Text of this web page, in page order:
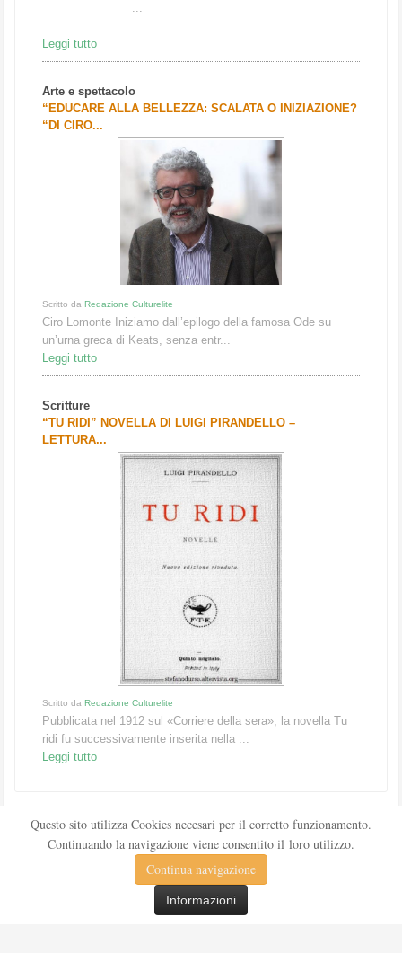
...
Leggi tutto
Arte e spettacolo
“EDUCARE ALLA BELLEZZA: SCALATA O INIZIAZIONE?
“DI CIRO...
Scritto da Redazione Culturelite
Ciro Lomonte Iniziamo dall’epilogo della famosa Ode su
un’urna greca di Keats, senza entr...
Leggi tutto
Scritture
“TU RIDI” NOVELLA DI LUIGI PIRANDELLO –
LETTURA...
Scritto da Redazione Culturelite
Pubblicata nel 1912 sul «Corriere della sera», la novella Tu
ridi fu successivamente inserita nella ...
Leggi tutto
Questo sito utilizza Cookies necesari per il corretto funzionamento.
Continuando la navigazione viene consentito il loro utilizzo.
Continua navigazione
Informazioni